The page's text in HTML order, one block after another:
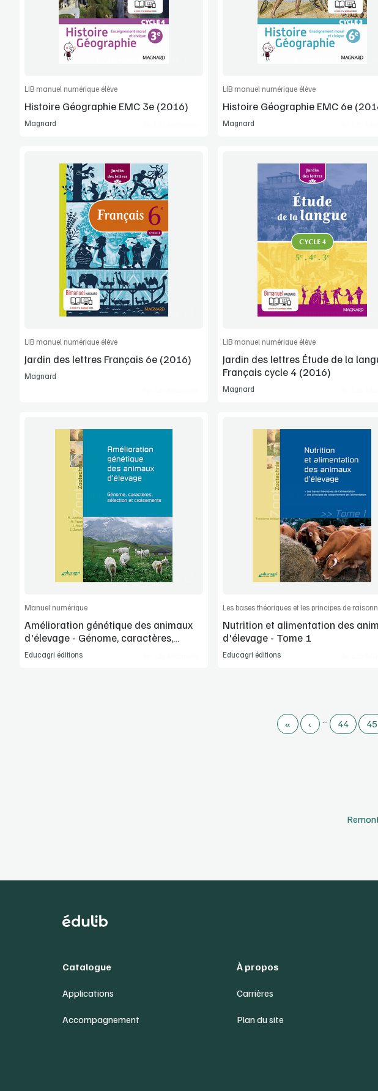
Commander l'article
LIB manuel numérique élève
Histoire Géographie EMC 3e (2016)
Magnard
Commander l'article
LIB manuel numérique élève
Histoire Géographie EMC 6e
Magnard
Voir la démo
Manuel complet
Commander l'article
LIB manuel numérique élève
Jardin des lettres Français 6e (2016)
Magnard
Voir la démo
Manuel complet
Commander l'article
LIB manuel numérique élève
Jardin des lettres Étude de la
Français cycle 4 (2016)
Magnard
Voir la démo
Manuel complet
Commander l'article
Manuel numérique
Amélioration génétique des animaux
d'élevage - Génome, caractères,
sélection et croisements
Educagri éditions
Voir la démo
Manuel complet
Commander l'article
Nutrition et alimentation des
d'élevage - Tome 1
Educagri éditions
« ‹ … 44 45
Catalogue
Applications
Accompagnement
À propos
Carrières
Plan du site